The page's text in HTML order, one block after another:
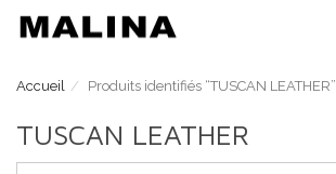
Accueil Produits identifiés “TUSCAN LEATHER”
TUSCAN LEATHER